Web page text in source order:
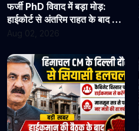
फर्जी PhD विवाद में बड़ा मोड़:
हाईकोर्ट से अंतरिम राहत के बाद 3
असिस्टेंट प्रोफेसरों ने फिर संभाला
सुनवाई
Aug 02, 2026